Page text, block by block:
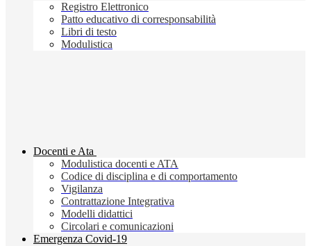
Registro Elettronico
Patto educativo di corresponsabilità
Libri di testo
Modulistica
Docenti e Ata
Modulistica docenti e ATA
Codice di disciplina e di comportamento
Vigilanza
Contrattazione Integrativa
Modelli didattici
Circolari e comunicazioni
Emergenza Covid-19